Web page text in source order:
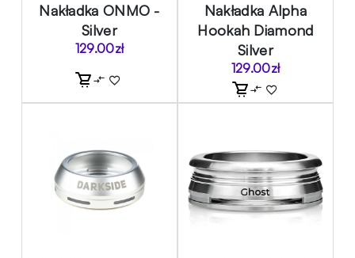
Nakładka ONMO -
Silver
129.00zł
Nakładka Alpha
Hookah Diamond
Silver
129.00zł